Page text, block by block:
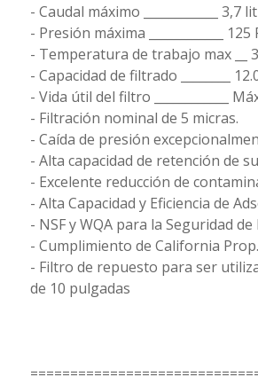
- Caudal máximo ____________
- Presión máxima ____________ 125
- Temperatura de trabajo max __
- Capacidad de filtrado ________
- Vida útil del filtro ____________
- Filtración nominal de 5 micras.
- Caída de presión
- Alta capacidad de retención de
- Excelente reducción de
- Alta Capacidad y Eficiencia de
- NSF y WQA para la Seguridad
- Cumplimiento de California
- Filtro de repuesto para ser
de 10 pulgadas